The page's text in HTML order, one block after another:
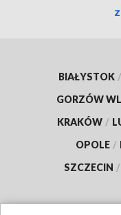
BIAŁYSTOK /
GORZÓW
KRAKÓW /
OPOLE /
SZCZECIN /